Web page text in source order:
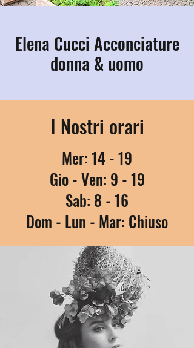
Elena Cucci Acconciature
donna & uomo
I Nostri orari
Mer: 14 - 19
Gio - Ven: 9 - 19
Sab: 8 - 16
Dom - Lun - Mar: Chiuso